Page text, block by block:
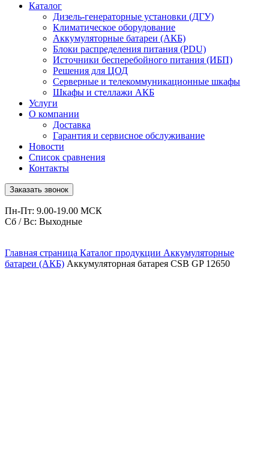
Каталог
Дизель-генераторные установки (ДГУ)
Климатическое оборудование
Аккумуляторные батареи (АКБ)
Блоки распределения питания (PDU)
Источники бесперебойного питания (ИБП)
Решения для ЦОД
Серверные и телекоммуникационные шкафы
Шкафы и стеллажи АКБ
Услуги
О компании
Доставка
Гарантия и сервисное обслуживание
Новости
Список сравнения
Контакты
Заказать звонок
Пн-Пт: 9.00-19.00 МСК
Сб / Вс: Выходные
Главная страница Каталог продукции Аккумуляторные
батареи (АКБ) Аккумуляторная батарея CSB GP 12650